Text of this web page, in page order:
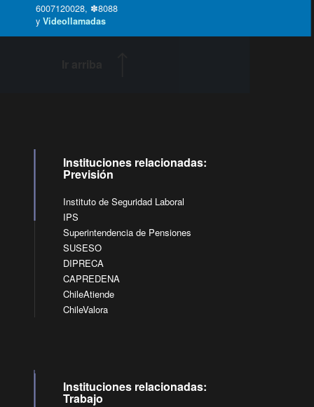
6007120028, ✽8088
yVideollamadas
Instituciones relacionadas:
Previsión
Instituto de Seguridad Laboral
IPS
Superintendencia de Pensiones
SUSESO
DIPRECA
CAPREDENA
ChileAtiende
ChileValora
Instituciones relacionadas:
Trabajo